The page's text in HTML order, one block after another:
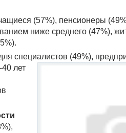
(57%), пенсионеры
ниже среднего (47%),
специалистов (49%),
лет